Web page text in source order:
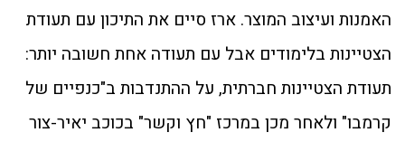
האמנות ועיצוב המוצר. ארז סיים את התיכון עם תעודת
הצטיינות בלימודים אבל עם תעודה אחת חשובה יותר:
תעודת הצטיינות חברתית, על ההתנדבות ב"כנפיים של
קרמבו" ולאחר מכן במרכז "חץ וקשר" בכוכב יאיר-צור